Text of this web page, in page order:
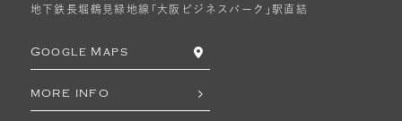
地下鉄長堀鶴見緑地線「大阪ビジネスパーク」駅直結
Google Maps
MORE INFO